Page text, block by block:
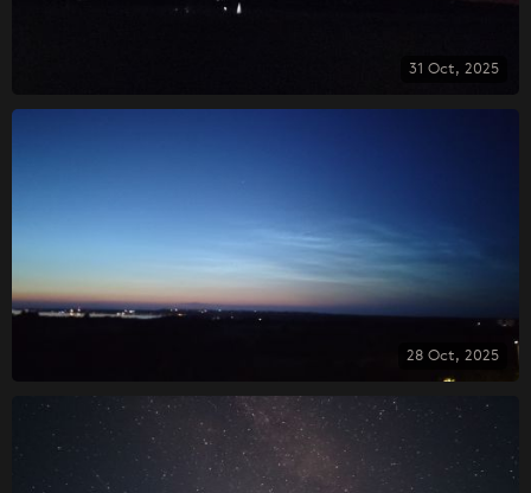
31 Oct, 2025
28 Oct, 2025